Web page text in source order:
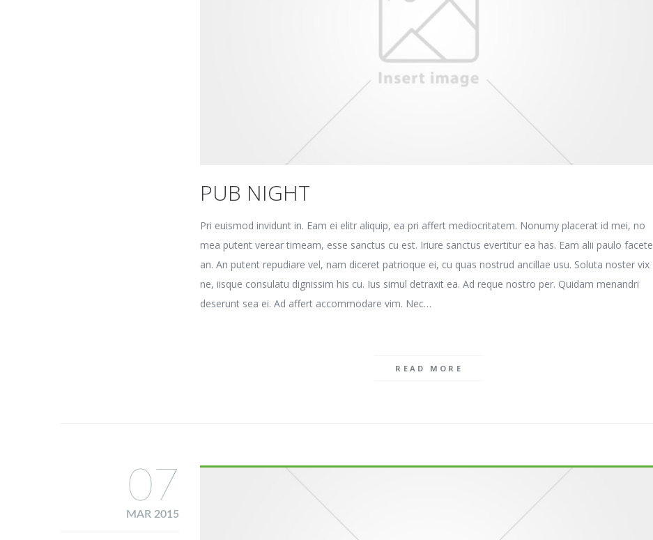
PUB NIGHT
Pri euismod invidunt in. Eam ei elitr aliquip, ea pri affert mediocritatem. Nonumy placerat id mei, no
mea putent verear timeam, esse sanctus cu est. Iriure sanctus evertitur ea has. Eam alii paulo facete
an. An putent repudiare vel, nam diceret patrioque ei, cu quas nostrud ancillae usu. Soluta noster vix
ne, iisque consulatu dignissim his cu. Ius simul detraxit ea. Ad reque nostro per. Quidam menandri
deserunt sea ei. Ad affert accommodare vim. Nec…
READ MORE
07
MAR 2015